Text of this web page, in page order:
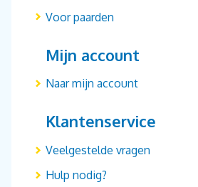
Voor paarden
Mijn account
Naar mijn account
Klantenservice
Veelgestelde vragen
Hulp nodig?